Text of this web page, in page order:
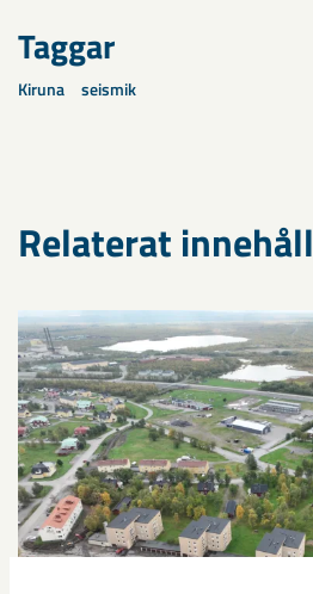
Taggar
Kiruna seismik
Relaterat innehåll